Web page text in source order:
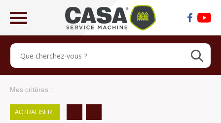
Mes critères :
ACTUALISER